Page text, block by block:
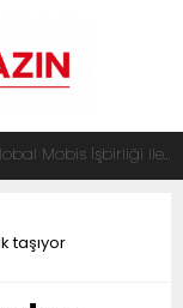
ADM Türkiye Organizasyon ve Global Mobis İşbirliği ile Halka Açık Motosiklet Festivali
taşıyor